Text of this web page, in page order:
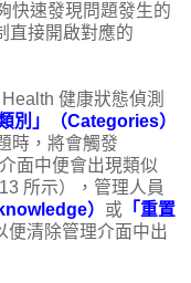
快速發現問題發生的
直接開啟對應的
健康狀態偵測
類別」（Categories）
時，將會觸發
面中便會出現類似
所示），管理人員
） 或 「重置
便清除管理介面中出